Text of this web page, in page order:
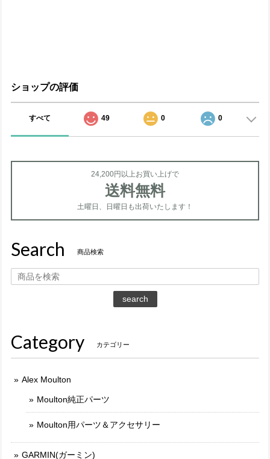
ショップの評価
すべて 49 0 0
24,200円以上お買い上げで
送料無料
土曜日、日曜日も出荷いたします！
Search 商品検索
search
Category カテゴリー
Alex Moulton
Moulton純正パーツ
Moulton用パーツ＆アクセサリー
GARMIN(ガーミン)